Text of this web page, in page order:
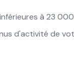
à 23
d'activité de